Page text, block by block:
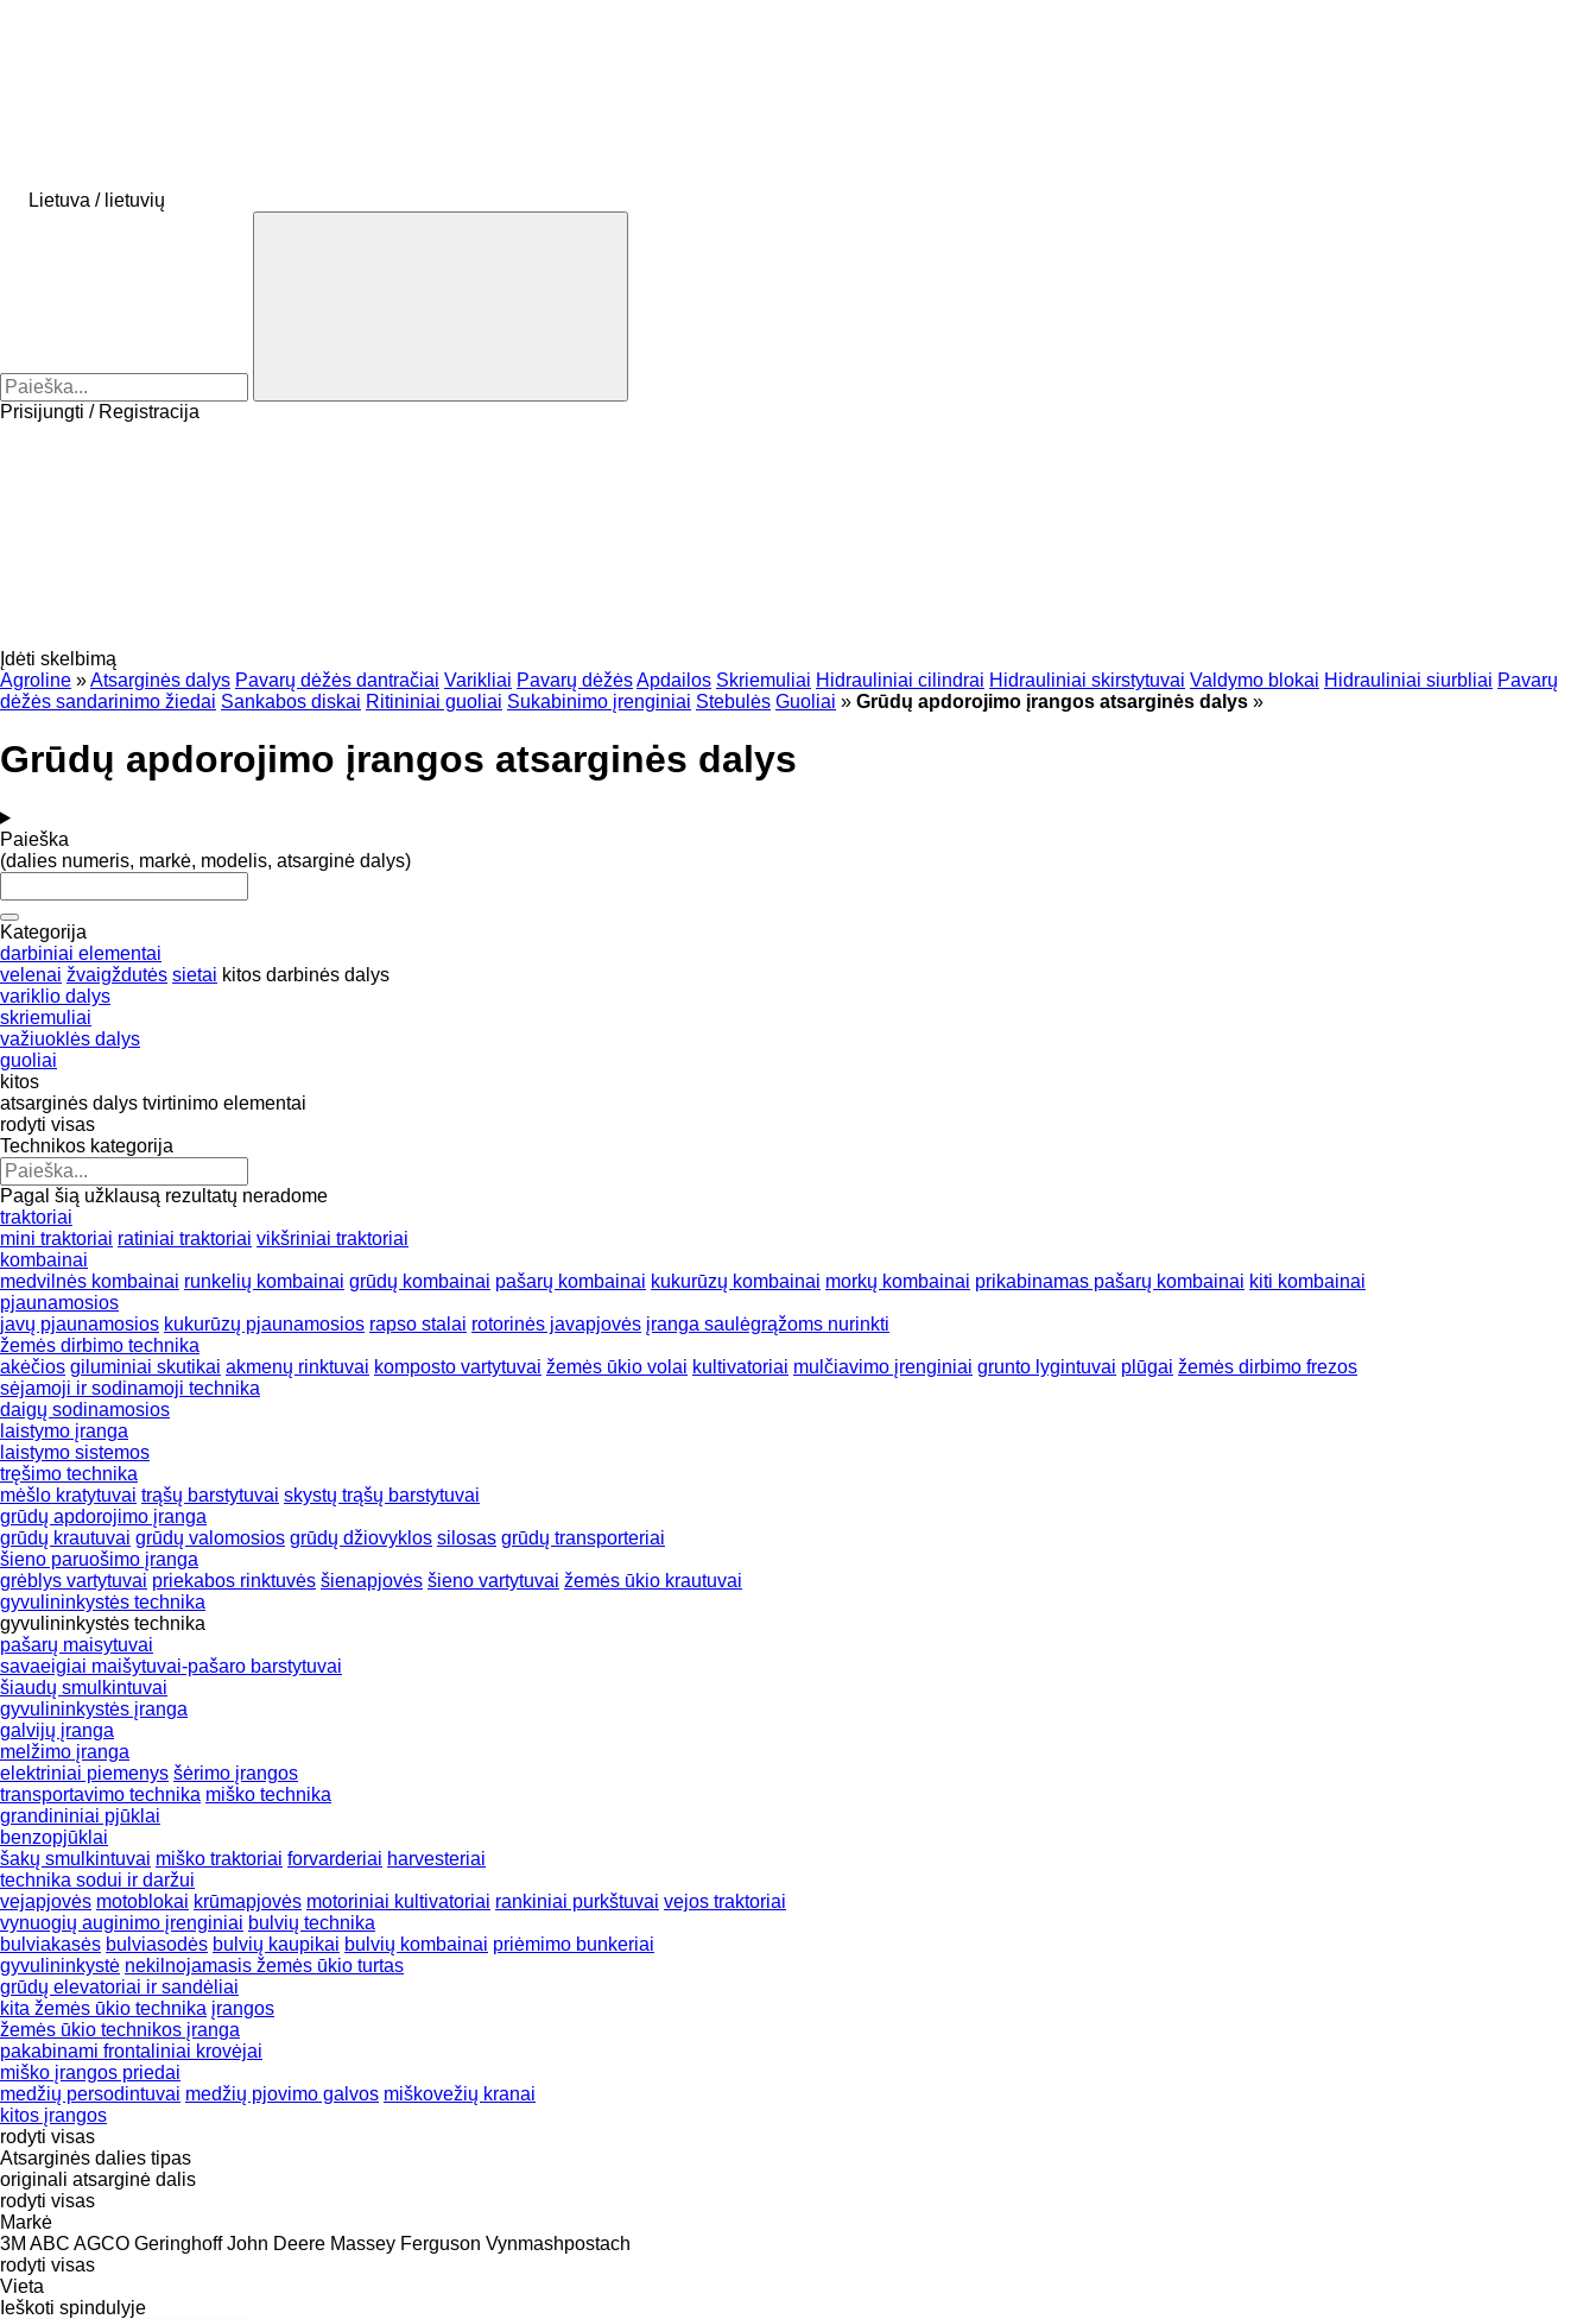
Lietuva / lietuvių
Prisijungti / Registracija
Įdėti skelbimą
Agroline »Atsarginės dalys Pavarų dėžės dantračiai Varikliai Pavarų dėžėsApdailos Skriemuliai Hidrauliniai cilindrai Hidrauliniai skirstytuvai Valdymo blokai Hidrauliniai siurbliai Pavarų
dėžės sandarinimo žiedai Sankabos diskai Ritininiai guoliai Sukabinimo įrenginiai Stebulės Guoliai » Grūdų apdorojimo įrangos atsarginės dalys »
Grūdų apdorojimo įrangos atsarginės dalys
Paieška
(dalies numeris, markė, modelis, atsarginė dalys)
Kategorija
darbiniai elementai
velenai žvaigždutės sietai kitos darbinės dalys
variklio dalys
skriemuliai
važiuoklės dalys
guoliai
kitos
atsarginės dalys tvirtinimo elementai
rodyti visas
Technikos kategorija
Pagal šią užklausą rezultatų neradome
traktoriai
mini traktoriai ratiniai traktoriai vikšriniai traktoriai
kombainai
medvilnės kombainai runkelių kombainai grūdų kombainai pašarų kombainai kukurūzų kombainai morkų kombainai prikabinamas pašarų kombainai kiti kombainai
pjaunamosios
javų pjaunamosios kukurūzų pjaunamosios rapso stalai rotorinės javapjovės įranga saulėgrąžoms nurinkti
žemės dirbimo technika
akėčios giluminiai skutikai akmenų rinktuvai komposto vartytuvai žemės ūkio volai kultivatoriai mulčiavimo įrenginiai grunto lygintuvai plūgai žemės dirbimo frezos
sėjamoji ir sodinamoji technika
daigų sodinamosios
laistymo įranga
laistymo sistemos
tręšimo technika
mėšlo kratytuvai trąšų barstytuvai skystų trąšų barstytuvai
grūdų apdorojimo įranga
grūdų krautuvai grūdų valomosios grūdų džiovyklos silosas grūdų transporteriai
šieno paruošimo įranga
grėblys vartytuvai priekabos rinktuvės šienapjovės šieno vartytuvai žemės ūkio krautuvai
gyvulininkystės technika
gyvulininkystės technika
pašarų maisytuvai
savaeigiai maišytuvai-pašaro barstytuvai
šiaudų smulkintuvai
gyvulininkystės įranga
galvijų įranga
melžimo įranga
elektriniai piemenys šėrimo įrangos
transportavimo technika miško technika
grandininiai pjūklai
benzopjūklai
šakų smulkintuvai miško traktoriai forvarderiai harvesteriai
technika sodui ir daržui
vejapjovės motoblokai krūmapjovės motoriniai kultivatoriai rankiniai purkštuvai vejos traktoriai
vynuogių auginimo įrenginiai bulvių technika
bulviakasės bulviasodės bulvių kaupikai bulvių kombainai priėmimo bunkeriai
gyvulininkystė nekilnojamasis žemės ūkio turtas
grūdų elevatoriai ir sandėliai
kita žemės ūkio technika įrangos
žemės ūkio technikos įranga
pakabinami frontaliniai krovėjai
miško įrangos priedai
medžių persodintuvai medžių pjovimo galvos miškovežių kranai
kitos įrangos
rodyti visas
Atsarginės dalies tipas
originali atsarginė dalis
rodyti visas
Markė
3M ABC AGCO Geringhoff John Deere Massey Ferguson Vynmashpostach
rodyti visas
Vieta
Ieškoti spindulyje